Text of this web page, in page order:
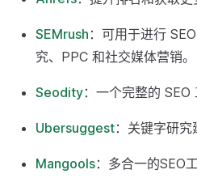
SEMrush ：可用于进行
究、PPC 和社交媒体营销。
Seodity：一个完整的 SEO
Ubersuggest：关键字研究
Mangools：多合一的SEO工